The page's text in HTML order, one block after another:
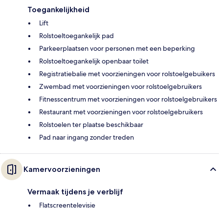
Toegankelijkheid
Lift
Rolstoeltoegankelijk pad
Parkeerplaatsen voor personen met een beperking
Rolstoeltoegankelijk openbaar toilet
Registratiebalie met voorzieningen voor rolstoelgebuikers
Zwembad met voorzieningen voor rolstoelgebruikers
Fitnesscentrum met voorzieningen voor rolstoelgebruikers
Restaurant met voorzieningen voor rolstoelgebruikers
Rolstoelen ter plaatse beschikbaar
Pad naar ingang zonder treden
Kamervoorzieningen
Vermaak tijdens je verblijf
Flatscreentelevisie